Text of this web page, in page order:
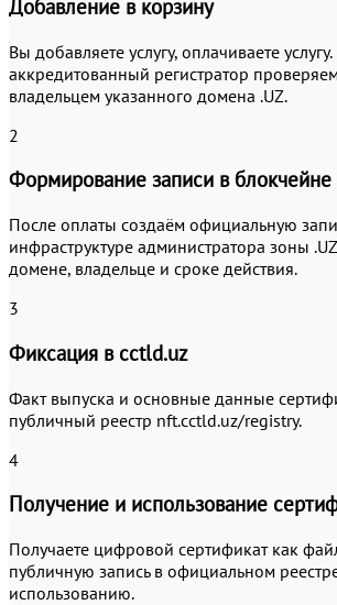
Добавление в корзину
Вы добавляете услугу, оплачиваете
аккредитованный регистратор
владельцем указанного домена .UZ.
2
Формирование записи в блокчейне
После оплаты создаём официальную
инфраструктуре администратора зоны
домене, владельце и сроке действия.
3
Фиксация в cctld.uz
Факт выпуска и основные данные
публичный реестр nft.cctld.uz/registry.
4
Получение и использование
Получаете цифровой сертификат как
публичную запись в официальном
использованию.